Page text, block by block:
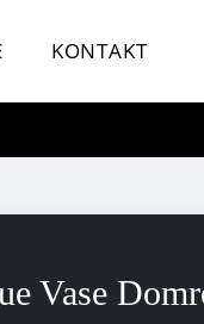
KONTAKT
Vase